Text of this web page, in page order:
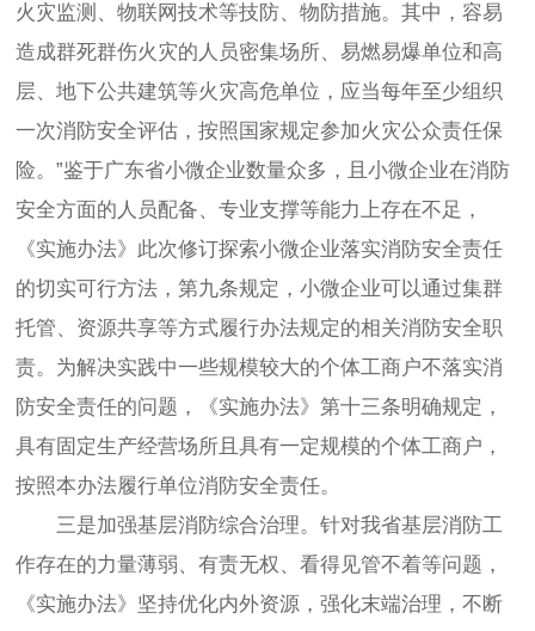
火灾监测、物联网技术等技防、物防措施。其中，容易
造成群死群伤火灾的人员密集场所、易燃易爆单位和高
层、地下公共建筑等火灾高危单位，应当每年至少组织
一次消防安全评估，按照国家规定参加火灾公众责任保
险。”鉴于广东省小微企业数量众多，且小微企业在消防
安全方面的人员配备、专业支撑等能力上存在不足，
《实施办法》此次修订探索小微企业落实消防安全责任
的切实可行方法，第九条规定，小微企业可以通过集群
托管、资源共享等方式履行办法规定的相关消防安全职
责。为解决实践中一些规模较大的个体工商户不落实消
防安全责任的问题，《实施办法》第十三条明确规定，
具有固定生产经营场所且具有一定规模的个体工商户，
按照本办法履行单位消防安全责任。
三是加强基层消防综合治理。针对我省基层消防工
作存在的力量薄弱、有责无权、看得见管不着等问题，
《实施办法》坚持优化内外资源，强化末端治理，不断